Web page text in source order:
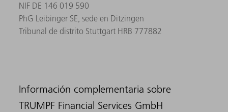
NIF DE 146 019 590
PhG Leibinger SE, sede en Ditzingen
Tribunal de distrito Stuttgart HRB 777882
Información complementaria sobre
TRUMPF Financial Services GmbH